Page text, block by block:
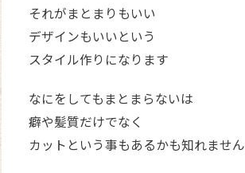
それがまとまりもいい
デザインもいいという
スタイル作りになります
なにをしてもまとまらないは
癖や髪質だけでなく
カットという事もあるかも知れません